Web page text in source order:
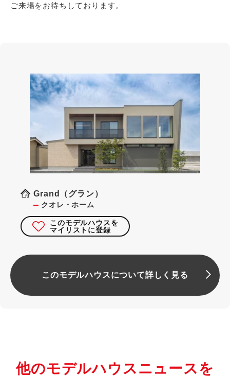
ご来場をお待ちしております。
Grand（グラン）
クオレ・ホーム
このモデルハウスを
マイリストに登録
このモデルハウスについて詳しく見る
他のモデルハウスニュースを